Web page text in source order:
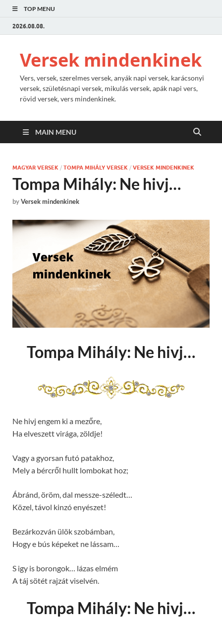
TOP MENU
2026.08.08.
Versek mindenkinek
Vers, versek, szerelmes versek, anyák napi versek, karácsonyi
versek, születésnapi versek, mikulás versek, apák napi vers,
rövid versek, vers mindenkinek.
MAIN MENU
MAGYAR VERSEK / TOMPA MIHÁLY VERSEK / VERSEK MINDENKINEK
Tompa Mihály: Ne hivj…
byVersek mindenkinek
Tompa Mihály: Ne hivj…
Ne hivj engem ki a mezőre,
Ha elveszett virága, zöldje!
Vagy a gyorsan futó patakhoz,
Mely a bércről hullt lombokat hoz;
Ábránd, öröm, dal messze-széledt…
Közel, távol kinzó enyészet!
Bezárkozván ülök szobámban,
Hogy e bús képeket ne lássam…
S igy is borongok… lázas elmém
A táj sötét rajzát viselvén.
Tompa Mihály: Ne hivj…